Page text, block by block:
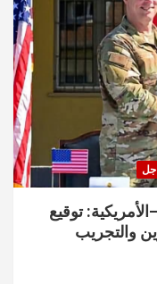
توقيع
والتجريب